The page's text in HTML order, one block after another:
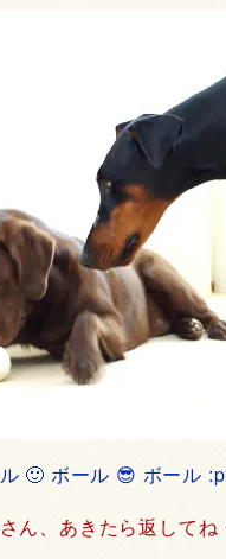
🙂 ボール 😎 ボール
ん、あきたら返してね